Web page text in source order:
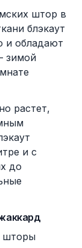
штор в
блэкаут
и обладают
зимой
растет,
и с
до
шторы